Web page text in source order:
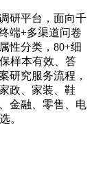
研平台，面向千
端+多渠道问卷
性分类，80+细
样本有效、答
研究服务流程，
政、家装、鞋
金融、零售、电
。